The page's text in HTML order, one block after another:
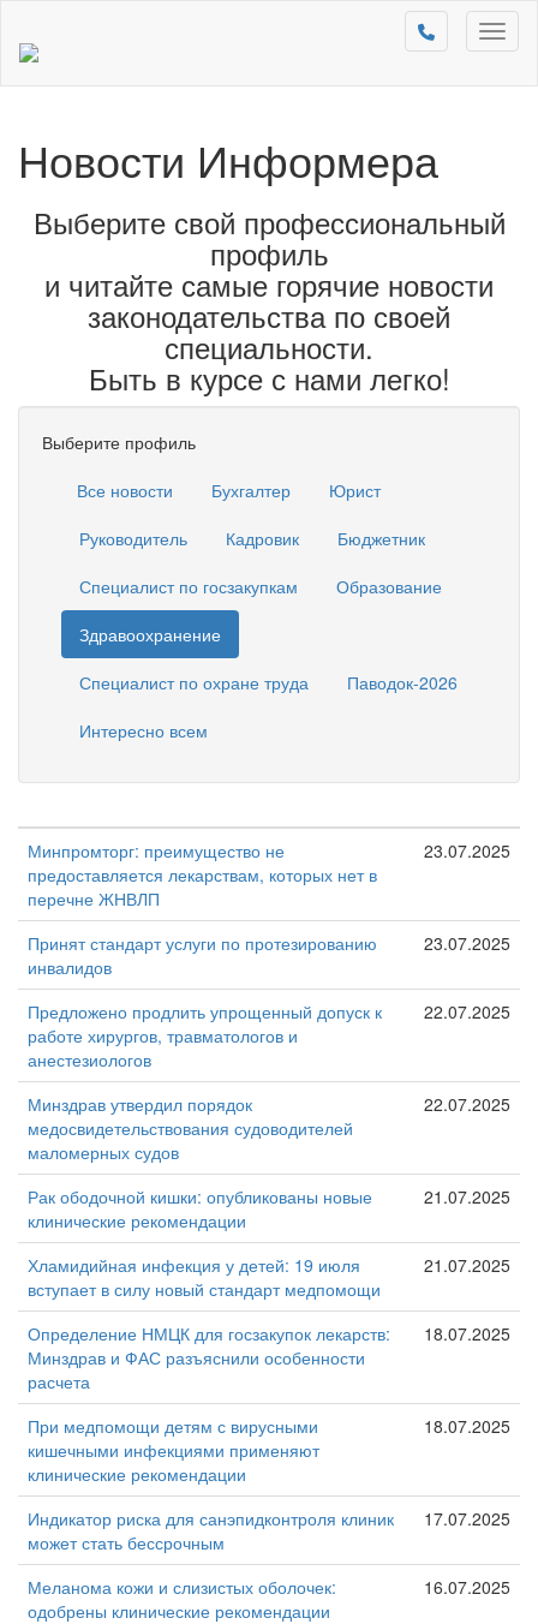
Новости Информера
Выберите свой профессиональный
профиль
и читайте самые горячие новости
законодательства по своей
специальности.
Быть в курсе с нами легко!
Выберите профиль
Все новости
Бухгалтер
Юрист
Руководитель
Кадровик
Бюджетник
Специалист по госзакупкам
Образование
Здравоохранение
Специалист по охране труда
Паводок-2026
Интересно всем
Минпромторг: преимущество не
предоставляется лекарствам, которых нет в
перечне ЖНВЛП
23.07.2025
Принят стандарт услуги по протезированию
инвалидов
23.07.2025
Предложено продлить упрощенный допуск к
работе хирургов, травматологов и
анестезиологов
22.07.2025
Минздрав утвердил порядок
медосвидетельствования судоводителей
маломерных судов
22.07.2025
Рак ободочной кишки: опубликованы новые
клинические рекомендации
21.07.2025
Хламидийная инфекция у детей: 19 июля
вступает в силу новый стандарт медпомощи
21.07.2025
Определение НМЦК для госзакупок лекарств:
Минздрав и ФАС разъяснили особенности
расчета
18.07.2025
При медпомощи детям с вирусными
кишечными инфекциями применяют
клинические рекомендации
18.07.2025
Индикатор риска для санэпидконтроля клиник
может стать бессрочным
17.07.2025
Меланома кожи и слизистых оболочек:
одобрены клинические рекомендации
16.07.2025